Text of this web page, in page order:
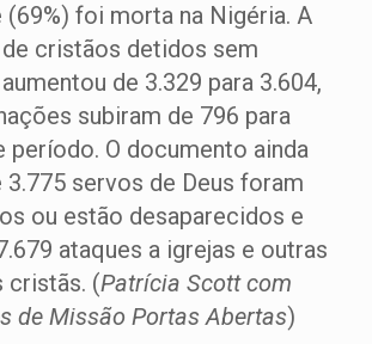
foi morta na Nigéria. A
cristãos detidos sem
de 3.329 para 3.604,
subiram de 796 para
período. O documento ainda
3.775 servos de Deus foram
ou estão desaparecidos e
ataques a igrejas e outras
cristãs. (Patrícia Scott com
de Missão Portas Abertas)